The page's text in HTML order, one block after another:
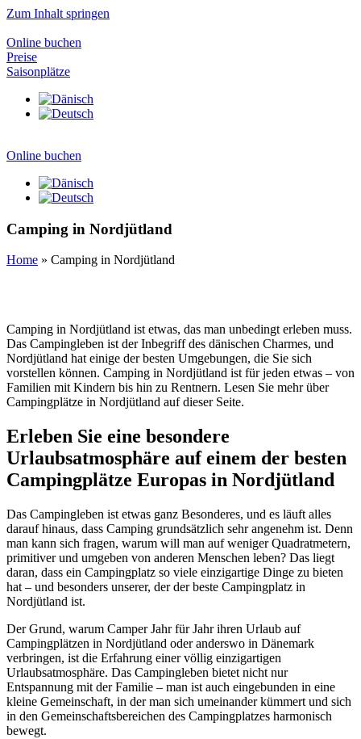
Zum Inhalt springen
Online buchen
Preise
Saisonplätze
Online buchen
Camping in Nordjütland
Home » Camping in Nordjütland
Camping in Nordjütland ist etwas, das man unbedingt erleben muss.
Das Campingleben ist der Inbegriff des dänischen Charmes, und
Nordjütland hat einige der besten Umgebungen, die Sie sich
vorstellen können. Camping in Nordjütland ist für jeden etwas – von
Familien mit Kindern bis hin zu Rentnern. Lesen Sie mehr über
Campingplätze in Nordjütland auf dieser Seite.
Erleben Sie eine besondere
Urlaubsatmosphäre auf einem der besten
Campingplätze Europas in Nordjütland
Das Campingleben ist etwas ganz Besonderes, und es läuft alles
darauf hinaus, dass Camping grundsätzlich sehr angenehm ist. Denn
man kann sich fragen, warum will man auf weniger Quadratmetern,
primitiver und umgeben von anderen Menschen leben? Das liegt
daran, dass ein Campingplatz so viele einzigartige Dinge zu bieten
hat – und besonders unserer, der der beste Campingplatz in
Nordjütland ist.
Der Grund, warum Camper Jahr für Jahr ihren Urlaub auf
Campingplätzen in Nordjütland oder anderswo in Dänemark
verbringen, ist die Erfahrung einer völlig einzigartigen
Urlaubsatmosphäre. Das Campingleben bietet nicht nur
Entspannung mit der Familie – man ist auch eingebunden in eine
kleine Gemeinschaft, in der man sich umeinander kümmert und sich
in den Gemeinschaftsbereichen des Campingplatzes harmonisch
bewegt.